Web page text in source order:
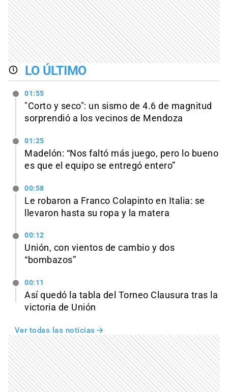
LO ÚLTIMO
01:55
"Corto y seco": un sismo de 4.6 de magnitud
sorprendió a los vecinos de Mendoza
01:25
Madelón: “Nos faltó más juego, pero lo bueno
es que el equipo se entregó entero”
00:58
Le robaron a Franco Colapinto en Italia: se
llevaron hasta su ropa y la matera
00:12
Unión, con vientos de cambio y dos
“bombazos”
00:11
Así quedó la tabla del Torneo Clausura tras la
victoria de Unión
Ver todas las noticias